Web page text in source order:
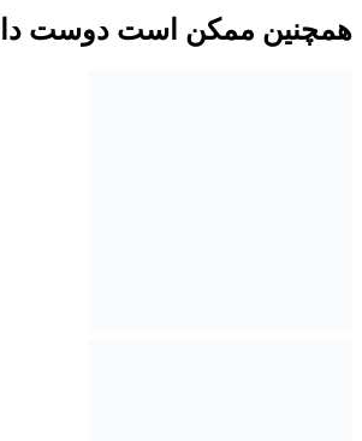
همچنین ممکن است دوست